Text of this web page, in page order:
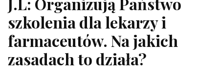
szkolenia dla lekarzy i
farmaceutów. Na jakich
zasadach to działa?